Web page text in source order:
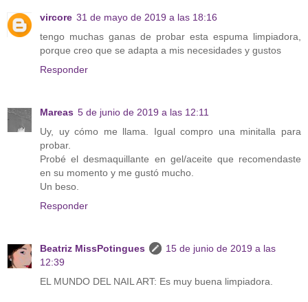
vircore 31 de mayo de 2019 a las 18:16
tengo muchas ganas de probar esta espuma limpiadora,
porque creo que se adapta a mis necesidades y gustos
Responder
Mareas 5 de junio de 2019 a las 12:11
Uy, uy cómo me llama. Igual compro una minitalla para
probar.
Probé el desmaquillante en gel/aceite que recomendaste
en su momento y me gustó mucho.
Un beso.
Responder
Beatriz MissPotingues
15 de junio de 2019 a las
12:39
EL MUNDO DEL NAIL ART: Es muy buena limpiadora.